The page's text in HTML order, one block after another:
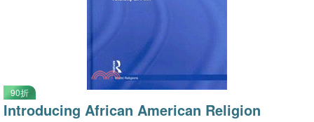
90折
Introducing African American Religion